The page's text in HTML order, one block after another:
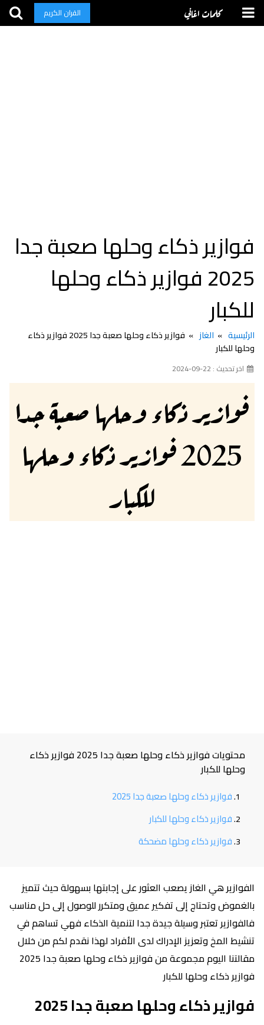
كلمات اغاني القران الكريم
فوازير ذكاء وحلها صعبة جدا
2025 فوازير ذكاء وحلها
للكبار
الرئيسية الغاز
فوازير ذكاء وحلها صعبة جدا 2025 فوازير ذكاء
وحلها للكبار
اخر تحديث : 22-09-2024
فوازير ذكاء وحلها صعبة جدا
2025 فوازير ذكاء وحلها
للكبار
محتويات فوازير ذكاء وحلها صعبة جدا 2025 فوازير ذكاء
وحلها للكبار
فوازير ذكاء وحلها صعبة جدا 2025
فوازير ذكاء وحلها للكبار
فوازير ذكاء وحلها مضحكة
الفوازير هي الغاز يصعب العثور على إجابتها بسهولة حيث تتميز
بالغموض وتحتاج إلى تفكير عميق ومتكرر للوصول إلى حل مناسب
فالفوازير تعتبر وسيلة جيدة جدا لتنمية الذكاء فهي تساهم في
تنشيط المخ وتعزيز الإدراك لدى الأفراد لهذا نقدم لكم من خلال
مقالتنا اليوم مجموعة من فوازير ذكاء وحلها صعبة جدا 2025
فوازير ذكاء وحلها للكبار
فوازير ذكاء وحلها صعبة جدا 2025